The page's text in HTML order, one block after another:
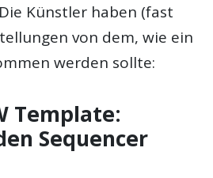
Künstler haben (fast
von dem, wie ein
werden sollte:
Template:
Sequencer